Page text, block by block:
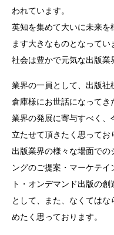
われています。
英知を集めて大いに未来
ます大きなものとなってい
社会は豊かで元気な出版業
業界の一員として、出版
倉庫様にお世話になってき
業界の発展に寄与すべく
立たせて頂きたく思ってお
出版業界の様々な場面で
ングのご提案・マーケテ
ト・オンデマンド出版の
として、また、なくては
めたく思っております。